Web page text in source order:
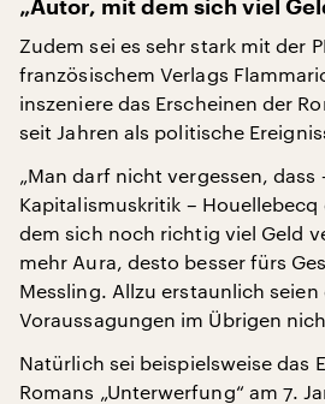
„Autor, mit dem sich viel
Zudem sei es sehr stark mit der
französischem Verlags
inszeniere das Erscheinen der
seit Jahren als politische
„Man darf nicht vergessen, dass
Kapitalismuskritik –
dem sich noch richtig viel Geld
mehr Aura, desto besser fürs
Messling. Allzu erstaunlich seien
Voraussagungen im Übrigen
Natürlich sei beispielsweise das
Romans „Unterwerfung“ am 7.